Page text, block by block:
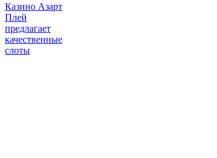
Казино Азарт
Плей
предлагает
качественные
слоты